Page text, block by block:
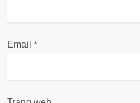
Email *